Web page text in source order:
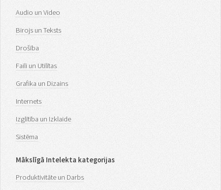
Audio un Video
Birojs un Teksts
Drošība
Faili un Utilītas
Grafika un Dizains
Internets
Izglītība un Izklaide
Sistēma
Mākslīgā Intelekta kategorijas
Produktivitāte un Darbs